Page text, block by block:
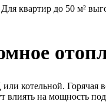
квартир до 50 м²
котельной. Горячая
влиять на мощность